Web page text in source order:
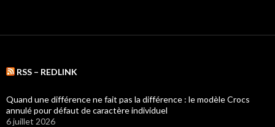
RSS – REDLINK
Quand une différence ne fait pas la différence : le modèle Crocs
annulé pour défaut de caractère individuel
6 juillet 2026